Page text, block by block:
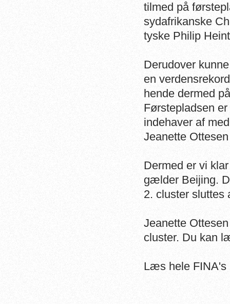
tilmed på
sydafrikanske
tyske Philip
Derudover
en
hende dermed
Førstepladsen
indehaver af
Jeanette
Dermed er vi
gælder Beijing.
2. cluster sluttes
Jeanette
cluster. Du kan
Læs hele FINA's